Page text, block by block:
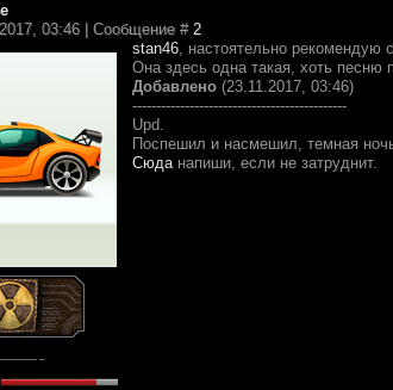
03:46 | Сообщение # 2
stan46, настоятельно рекомендую
Она здесь одна такая, хоть песню
Добавлено (23.11.2017, 03:46)
---------------------------------------------
Upd.
Поспешил и насмешил, темная
Сюданапиши, если не затруднит.